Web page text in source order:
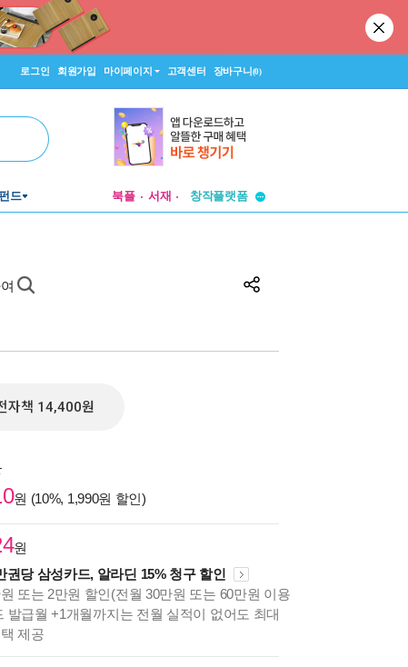
로그인 회원가입 마이페이지 고객센터 장바구니(0)
드 북플 서재
창작플랫폼
자책 14,400원
원 (10%, 1,990원 할인)
원
권당 삼성카드, 알라딘 15% 청구 할인
또는 2만원 할인(전월 30만원 또는 60만원 이용
발급월 +1개월까지는 전월 실적이 없어도 최대
제공